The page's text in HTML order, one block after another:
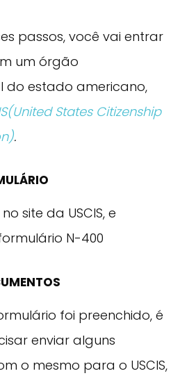
passos, você vai entrar
um órgão
do estado americano,
States Citizenship
.
site da USCIS, e
N-400
foi preenchido, é
enviar alguns
o mesmo para o USCIS,